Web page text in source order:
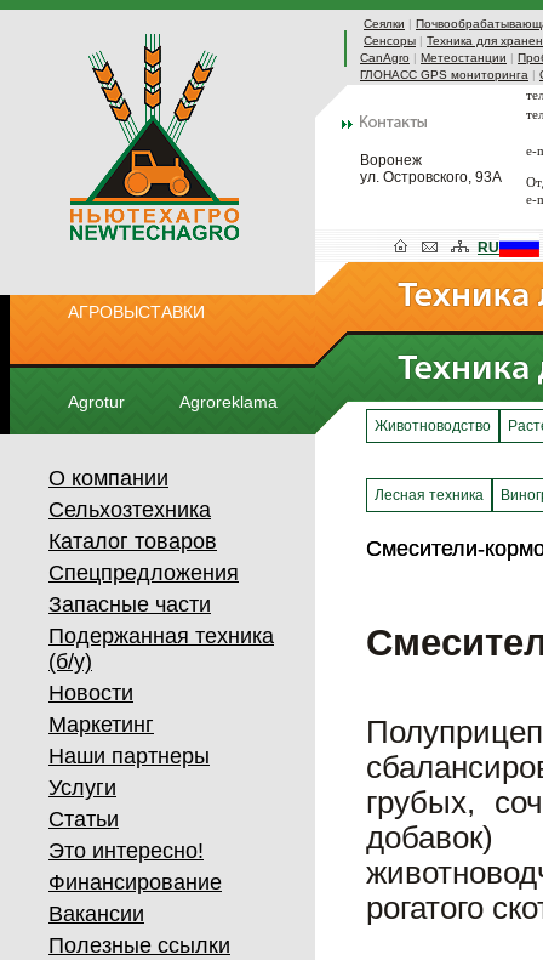
Сеялки |
Сенсоры | Техника для
CanAgro | Метеостанции |
ГЛОНАСС GPS мониторинга |
Воронеж
ул. Островского, 93А
e-
e-
АГРОВЫСТАВКИ
Agrotur Agroreklama
RU
О компании
Сельхозтехника
Каталог товаров
Спецпредложения
Запасные части
Подержанная техника
(б/у)
Новости
Маркетинг
Наши партнеры
Услуги
Статьи
Это интересно!
Финансирование
Вакансии
Полезные ссылки
Животноводство
Лесная техника
Смесители-
Смесители-
грубых,
рогатого